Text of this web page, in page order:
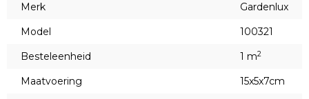
Merk
Gardenlux
Model
100321
Besteleenheid
1 m2
Maatvoering 15x5x7cm